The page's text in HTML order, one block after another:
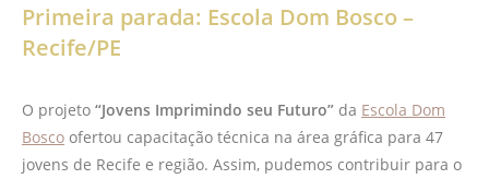
Primeira parada: Escola Dom Bosco –
Recife/PE
O projeto “Jovens Imprimindo seu Futuro” da Escola Dom
Bosco ofertou capacitação técnica na área gráfica para 47
jovens de Recife e região. Assim, pudemos contribuir para o